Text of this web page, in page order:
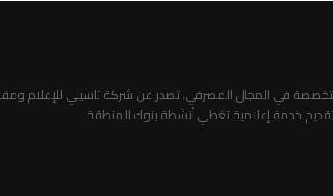
في المجال المصرفي، تصدر عن شركة تاسيلي للإعلام
خدمة إعلامية تغطي أنشطة بنوك المنطقة